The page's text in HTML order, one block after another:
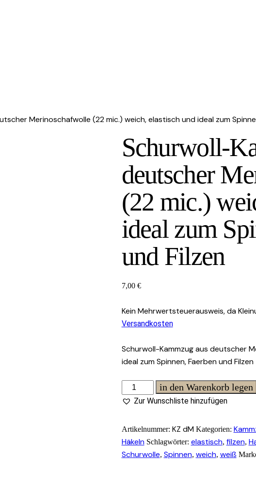
Merinoschafwolle (22 mic.) weich, elastisch und ideal zum
Schurwoll-
deutscher
(22 mic.)
ideal zum
und Filzen
7,00 €
Kein Mehrwertsteuerausweis, da
Versandkosten
Schurwoll-Kammzug aus deutscher
ideal zum Spinnen, Faerben und Filzen
Schurwoll-
Kammzug
in den Warenkorb legen
Zur Wunschliste hinzufügen
Artikelnummer: KZ dM Kategorien:
Häkeln Schlagwörter: elastisch, filzen,
Schurwolle, Spinnen, weich, weiß